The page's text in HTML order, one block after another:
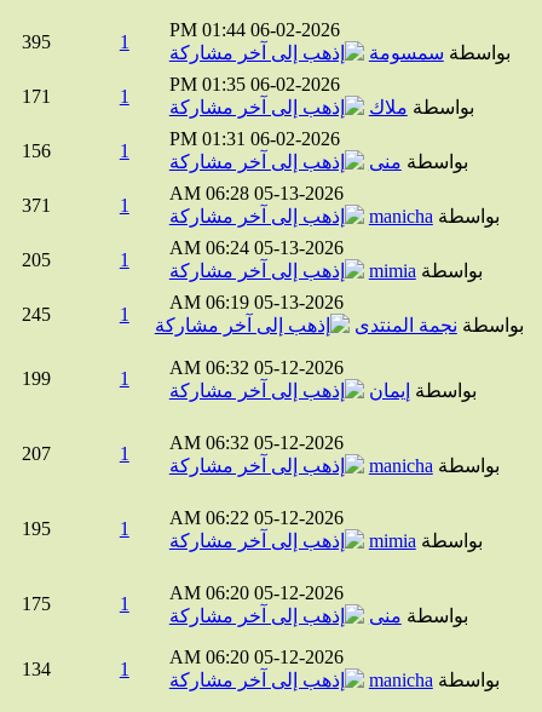
06-02-2026
01:44 PM
بواسطةسمسومة
395
06-02-2026
01:35 PM
بواسطةملاك
171
06-02-2026
01:31 PM
بواسطةمنى
156
05-13-2026
06:28 AM
بواسطةmanicha
371
05-13-2026
06:24 AM
بواسطةmimia
205
05-13-2026
06:19 AM
نجمة المنتدى
245
05-12-2026
06:32 AM
بواسطةإيمان
199
05-12-2026
06:32 AM
بواسطةmanicha
207
05-12-2026
06:22 AM
بواسطةmimia
195
05-12-2026
06:20 AM
بواسطةمنى
175
05-12-2026
06:20 AM
بواسطةmanicha
134